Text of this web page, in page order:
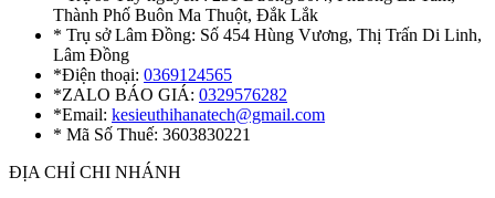
Thành Phố Buôn Ma Thuột, Đắk Lắk
* Trụ sở Lâm Đồng: Số 454 Hùng Vương, Thị Trấn Di Linh,
Lâm Đồng
*Điện thoại: 0369124565
*ZALO BÁO GIÁ: 0329576282
*Email: kesieuthihanatech@gmail.com
* Mã Số Thuế: 3603830221
ĐỊA CHỈ CHI NHÁNH